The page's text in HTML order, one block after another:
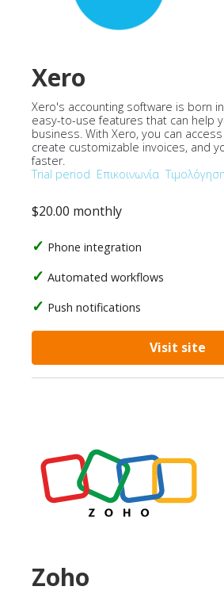
Xero
Xero's accounting software is born
easy-to-use features that can help
business. With Xero, you can
create customizable invoices, and
faster.
Trial period Επικοινωνία Τιμολόγηση
$20.00 monthly
Phone integration
Automated workflows
Push notifications
Visit site
Zoho